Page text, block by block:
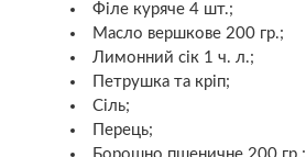
Філе куряче 4 шт.;
Масло вершкове 200 гр.;
Лимонний сік 1 ч. л.;
Петрушка та кріп;
Сіль;
Перець;